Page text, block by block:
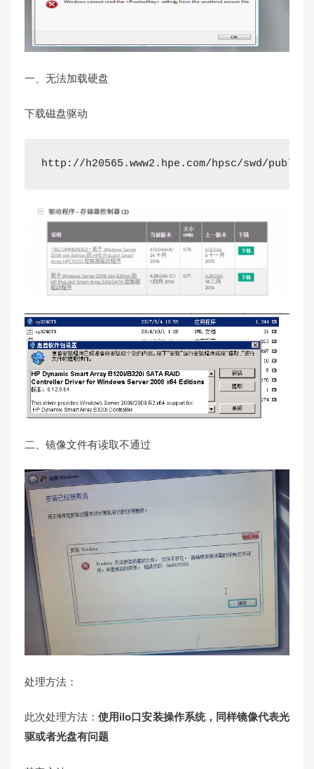
一、无法加载硬盘
下载磁盘驱动
http://h20565.www2.hpe.com/hpsc/swd/public/
二、镜像文件有读取不通过
处理方法：
此次处理方法：使用ilo口安装操作系统，同样镜像代表光
驱或者光盘有问题